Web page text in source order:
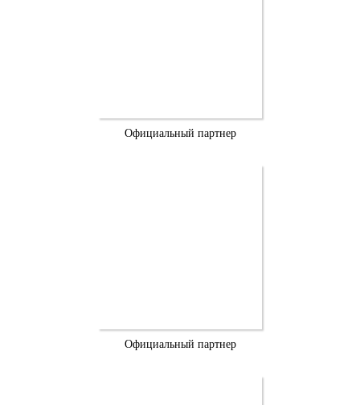
Официальный партнер
Официальный партнер